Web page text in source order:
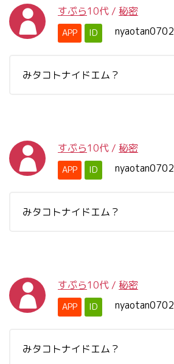
すぷら10代 / 秘密
APP ID nyaotan0702
みタコトナイドエム？
すぷら10代 / 秘密
APP ID nyaotan0702
みタコトナイドエム？
すぷら10代 / 秘密
APP ID nyaotan0702
みタコトナイドエム？